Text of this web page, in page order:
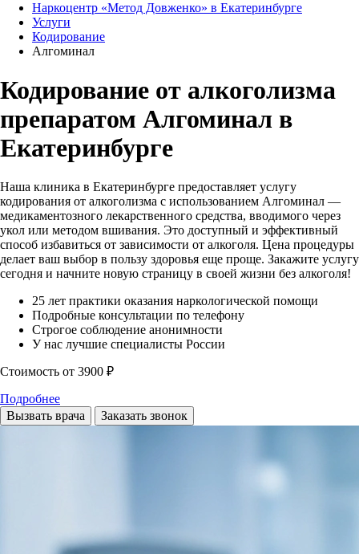
Наркоцентр «Метод Довженко» в Екатеринбурге
Услуги
Кодирование
Алгоминал
Кодирование от алкоголизма
препаратом Алгоминал в
Екатеринбурге
Наша клиника в Екатеринбурге предоставляет услугу
кодирования от алкоголизма с использованием Алгоминал —
медикаментозного лекарственного средства, вводимого через
укол или методом вшивания. Это доступный и эффективный
способ избавиться от зависимости от алкоголя. Цена процедуры
делает ваш выбор в пользу здоровья еще проще. Закажите услугу
сегодня и начните новую страницу в своей жизни без алкоголя!
25 лет практики оказания наркологической помощи
Подробные консультации по телефону
Строгое соблюдение анонимности
У нас лучшие специалисты России
Стоимость от 3900 ₽
Подробнее
Вызвать врача
Заказать звонок